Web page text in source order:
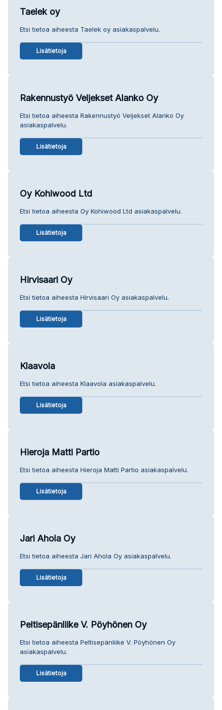
Taelek oy
Etsi tietoa aiheesta Taelek oy asiakaspalvelu.
Lisätietoja
Rakennustyö Veljekset Alanko Oy
Etsi tietoa aiheesta Rakennustyö Veljekset Alanko Oy
asiakaspalvelu.
Lisätietoja
Oy Kohiwood Ltd
Etsi tietoa aiheesta Oy Kohiwood Ltd asiakaspalvelu.
Lisätietoja
Hirvisaari Oy
Etsi tietoa aiheesta Hirvisaari Oy asiakaspalvelu.
Lisätietoja
Klaavola
Etsi tietoa aiheesta Klaavola asiakaspalvelu.
Lisätietoja
Hieroja Matti Partio
Etsi tietoa aiheesta Hieroja Matti Partio asiakaspalvelu.
Lisätietoja
Jari Ahola Oy
Etsi tietoa aiheesta Jari Ahola Oy asiakaspalvelu.
Lisätietoja
Peltisepänliike V. Pöyhönen Oy
Etsi tietoa aiheesta Peltisepänliike V. Pöyhönen Oy
asiakaspalvelu.
Lisätietoja